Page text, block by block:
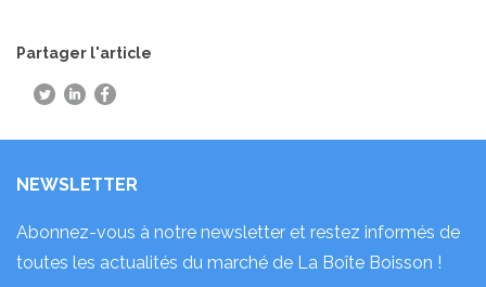
Partager l'article
NEWSLETTER
Abonnez-vous à notre newsletter et restez informés de
toutes les actualités du marché de La Boîte Boisson !